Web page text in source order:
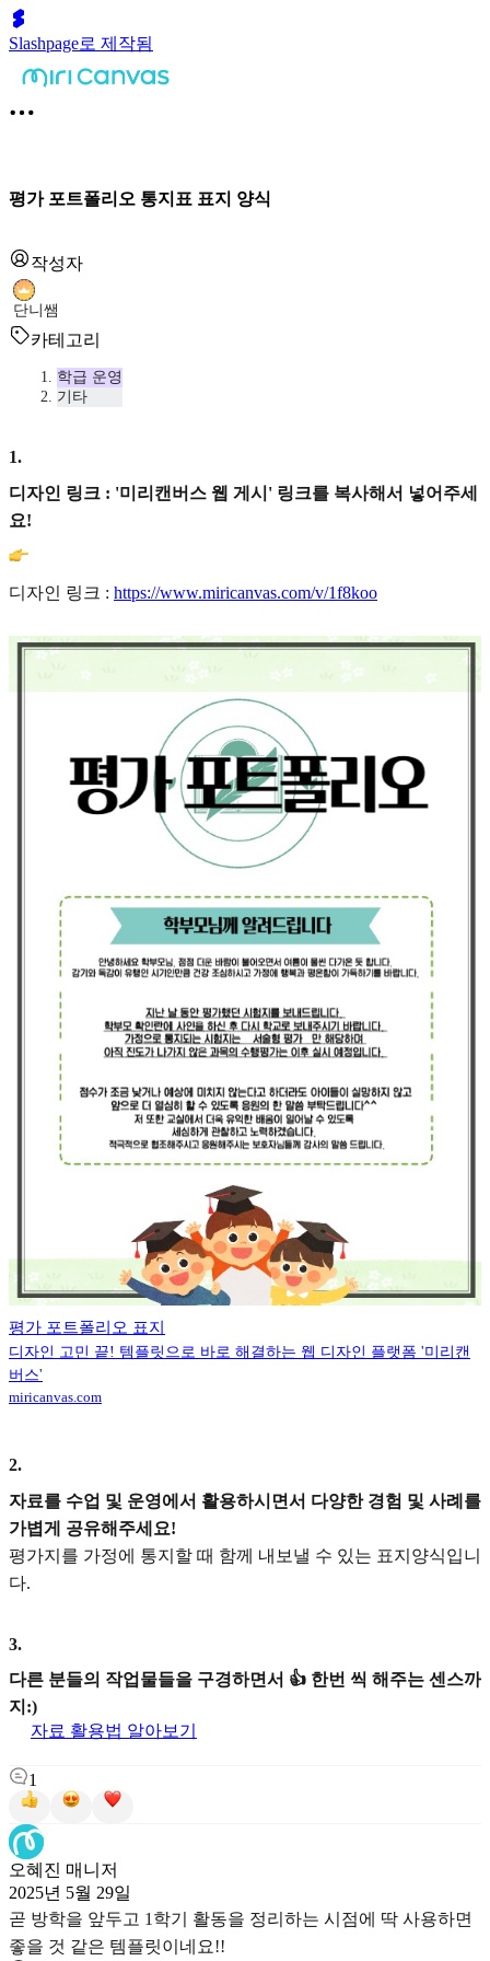
Slashpage로 제작됨
평가 포트폴리오 통지표 표지 양식
작성자
단니쌤
카테고리
학급 운영
기타
1.
디자인 링크 : '미리캔버스 웹 게시' 링크를 복사해서 넣어주세
요!
디자인 링크 : https://www.miricanvas.com/v/1f8koo
평가 포트폴리오 표지
디자인 고민 끝! 템플릿으로 바로 해결하는 웹 디자인 플랫폼 '미리캔
버스'
miricanvas.com
2.
자료를 수업 및 운영에서 활용하시면서 다양한 경험 및 사례를
가볍게 공유해주세요!
평가지를 가정에 통지할 때 함께 내보낼 수 있는 표지양식입니
다.
3.
다른 분들의 작업물들을 구경하면서 👍 한번 씩 해주는 센스까
지:)
자료 활용법 알아보기
1
오혜진 매니저
2025년 5월 29일
곧 방학을 앞두고 1학기 활동을 정리하는 시점에 딱 사용하면
좋을 것 같은 템플릿이네요!!